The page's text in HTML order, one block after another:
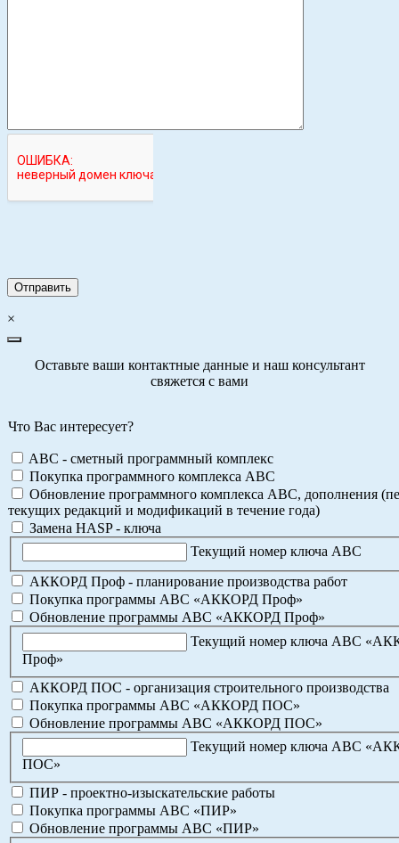
×
Оставьте ваши контактные данные и наш консультант
свяжется с вами
Что Вас интересует?
ABC - сметный программный комплекс
Покупка программного комплекса АВС
Обновление программного комплекса АВС, дополнения
текущих редакций и модификаций в течение года)
Замена HASP - ключа
Текущий номер ключа АВС
АККОРД Проф - планирование производства работ
Покупка программы АВС «АККОРД Проф»
Обновление программы АВС «АККОРД Проф»
Текущий номер ключа АВС
Проф»
АККОРД ПОС - организация строительного производства
Покупка программы АВС «АККОРД ПОС»
Обновление программы АВС «АККОРД ПОС»
Текущий номер ключа АВС
ПОС»
ПИР - проектно-изыскательские работы
Покупка программы АВС «ПИР»
Обновление программы АВС «ПИР»